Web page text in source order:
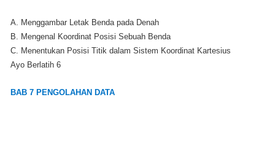
A. Menggambar Letak Benda pada Denah
B. Mengenal Koordinat Posisi Sebuah Benda
C. Menentukan Posisi Titik dalam Sistem Koordinat Kartesius
Ayo Berlatih 6
BAB 7 PENGOLAHAN DATA